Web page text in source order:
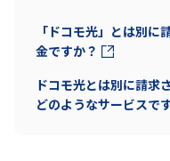
OCN サービス
「ドコモ光」とは別
金ですか？
ドコモ光とは別に請求
どのようなサービスで